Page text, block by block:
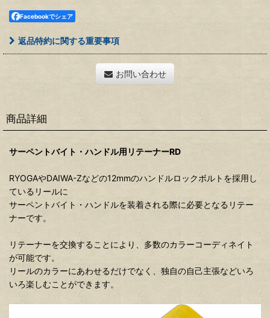
Facebookでシェア
返品特約に関する重要事項
お問い合わせ
商品詳細
サーペントバイト・ハンドル用リテーナーRD
RYOGAやDAIWA-Zなどの12mmのハンドルロックボルトを採用し
ているリールに
サーペントバイト・ハンドルを装着される際に必要となるリテー
ナーです。
リテーナーを交換することにより、多数のカラーコーディネイト
が可能です。
リールのカラーにあわせるだけでなく、独自の自己主張などいろ
いろ楽しむことができます。